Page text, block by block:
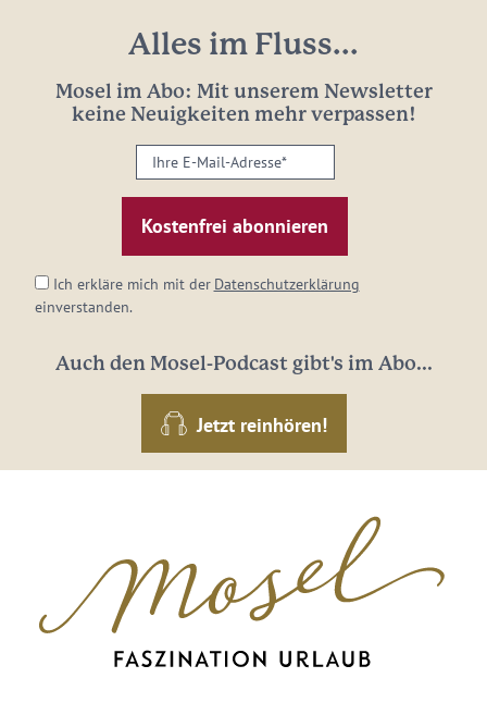
Alles im Fluss...
Mosel im Abo: Mit unserem Newsletter
keine Neuigkeiten mehr verpassen!
Ihre
E-
Mail-
Adresse:
Ich erkläre mich mit der Datenschutzerklärung
einverstanden.
Auch den Mosel-Podcast gibt's im Abo...
Jetzt reinhören!